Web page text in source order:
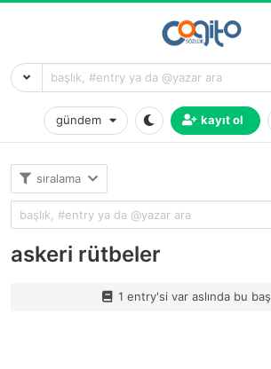
gündem kayıt ol
sıralama
askeri rütbeler
1 entry'si var aslında bu